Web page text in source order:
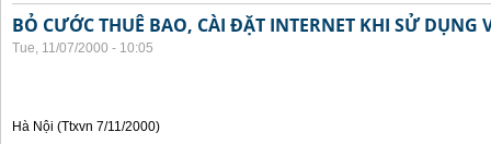
BỎ CƯỚC THUÊ BAO, CÀI ĐẶT INTERNET KHI SỬ DỤNG
Tue, 11/07/2000 - 10:05
Hà Nội (Ttxvn 7/11/2000)